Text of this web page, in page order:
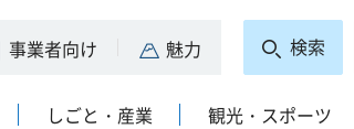
事業者向け 魅力 検索
しごと・産業 観光・スポーツ